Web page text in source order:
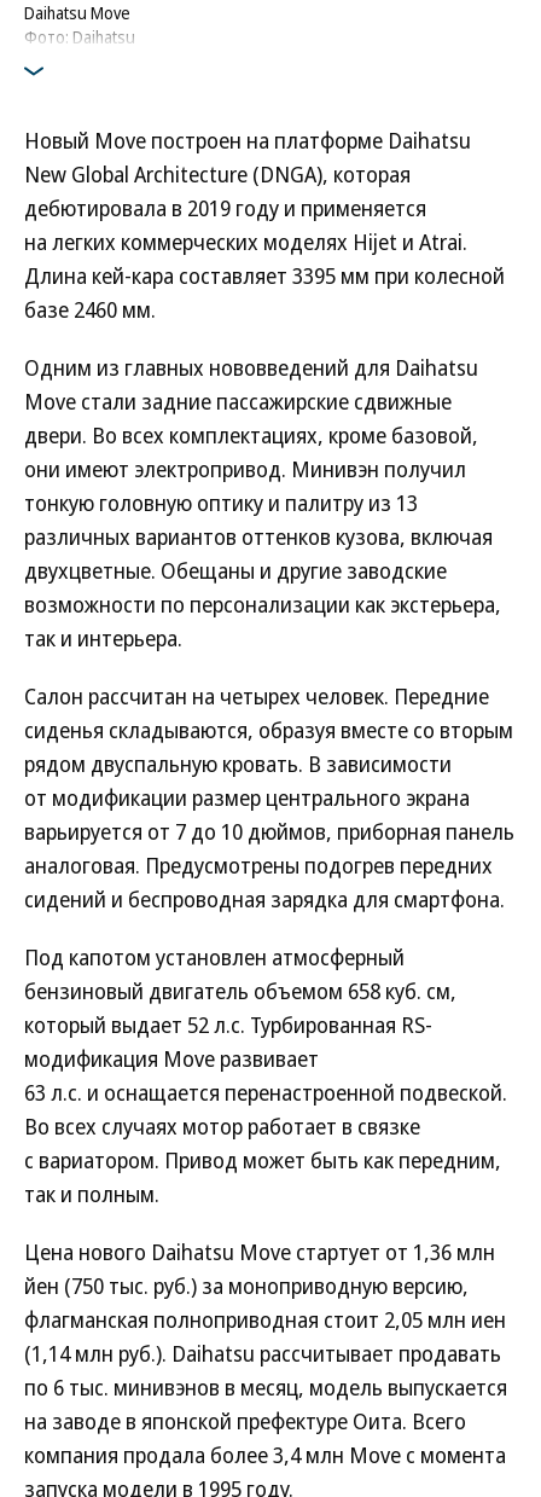
Daihatsu Move
Фото: Daihatsu
Новый Move построен на платформе Daihatsu
New Global Architecture (DNGA), которая
дебютировала в 2019 году и применяется
на легких коммерческих моделях Hijet и Atrai.
Длина кей-кара составляет 3395 мм при колесной
базе 2460 мм.
Одним из главных нововведений для Daihatsu
Move стали задние пассажирские сдвижные
двери. Во всех комплектациях, кроме базовой,
они имеют электропривод. Минивэн получил
тонкую головную оптику и палитру из 13
различных вариантов оттенков кузова, включая
двухцветные. Обещаны и другие заводские
возможности по персонализации как экстерьера,
так и интерьера.
Салон рассчитан на четырех человек. Передние
сиденья складываются, образуя вместе со вторым
рядом двуспальную кровать. В зависимости
от модификации размер центрального экрана
варьируется от 7 до 10 дюймов, приборная панель
аналоговая. Предусмотрены подогрев передних
сидений и беспроводная зарядка для смартфона.
Под капотом установлен атмосферный
бензиновый двигатель объемом 658 куб. см,
который выдает 52 л.с. Турбированная RS-
модификация Move развивает
63 л.с. и оснащается перенастроенной подвеской.
Во всех случаях мотор работает в связке
с вариатором. Привод может быть как передним,
так и полным.
Цена нового Daihatsu Move стартует от 1,36 млн
йен (750 тыс. руб.) за моноприводную версию,
флагманская полноприводная стоит 2,05 млн иен
(1,14 млн руб.). Daihatsu рассчитывает продавать
по 6 тыс. минивэнов в месяц, модель выпускается
на заводе в японской префектуре Оита. Всего
компания продала более 3,4 млн Move с момента
запуска модели в 1995 году.